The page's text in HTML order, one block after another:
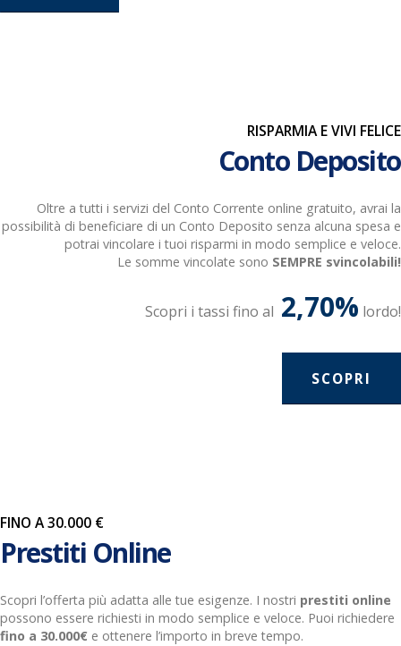
RISPARMIA E VIVI FELICE
Conto Deposito
Oltre a tutti i servizi del Conto Corrente online gratuito, avrai la
possibilità di beneficiare di un Conto Deposito senza alcuna spesa e
potrai vincolare i tuoi risparmi in modo semplice e veloce.
Le somme vincolate sono SEMPRE svincolabili!
Scopri i tassi fino al 2,70% lordo!
SCOPRI
FINO A 30.000 €
Prestiti Online
Scopri l’offerta più adatta alle tue esigenze. I nostri prestiti online
possono essere richiesti in modo semplice e veloce. Puoi richiedere
fino a 30.000€ e ottenere l’importo in breve tempo.